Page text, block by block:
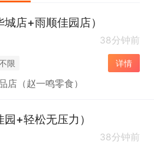
店+雨顺佳园店）
38分钟前
限 详情
店（赵一鸣零食）
+轻松无压力）
38分钟前